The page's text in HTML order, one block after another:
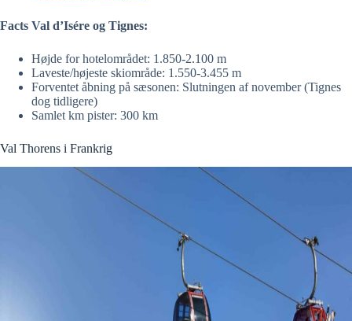
Facts Val d’Isére og Tignes:
Højde for hotelområdet: 1.850-2.100 m
Laveste/højeste skiområde: 1.550-3.455 m
Forventet åbning på sæsonen: Slutningen af november (Tignes
dog tidligere)
Samlet km pister: 300 km
Val Thorens i Frankrig